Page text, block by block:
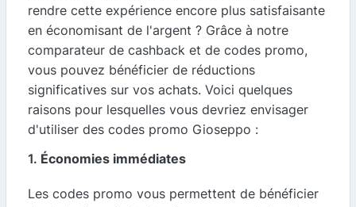
rendre cette expérience encore plus satisfaisante
en économisant de l'argent ? Grâce à notre
comparateur de cashback et de codes promo,
vous pouvez bénéficier de réductions
significatives sur vos achats. Voici quelques
raisons pour lesquelles vous devriez envisager
d'utiliser des codes promo Gioseppo :
1. Économies immédiates
Les codes promo vous permettent de bénéficier